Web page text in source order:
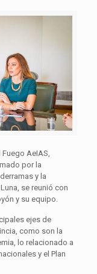
AeIAS,
por la
y la
se reunió con
y su equipo.
ejes de
como son la
lo relacionado a
y el Plan